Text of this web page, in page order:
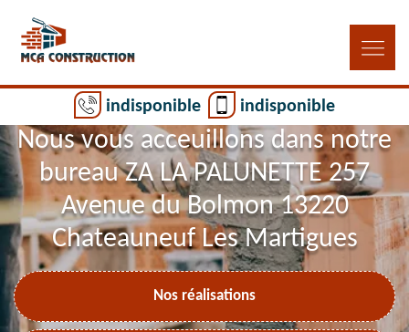
indisponible indisponible
Nous vous acceuillons dans notre
bureau ZA LA PALUNETTE 257
Avenue du Bolmon 13220
Chateauneuf Les Martigues
Nos réalisations